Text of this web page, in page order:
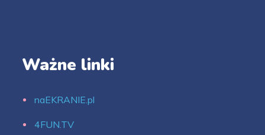
Ważne linki
naEKRANIE.pl
4FUN.TV